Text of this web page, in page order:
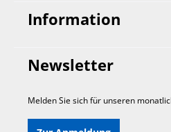
Information
Newsletter
Melden Sie sich für unseren